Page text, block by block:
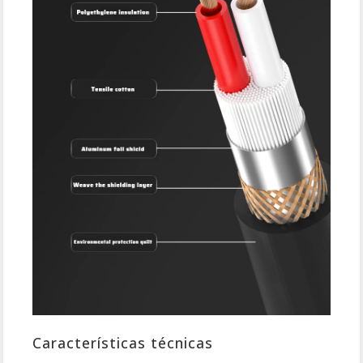
Características técnicas